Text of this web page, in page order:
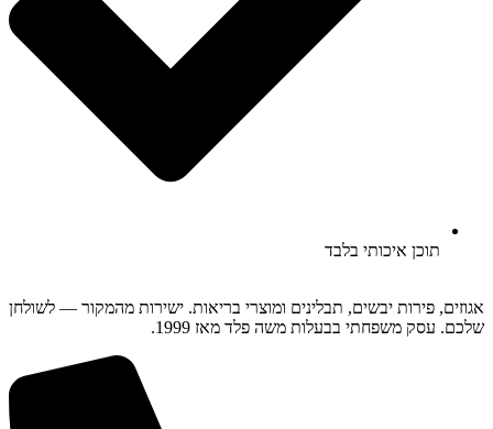
תוכן איכותי בלבד
אגוזים, פירות יבשים, תבלינים ומוצרי בריאות. ישירות מהמקור — לשולחן
שלכם. עסק משפחתי בבעלות משה פלד מאז 1999.